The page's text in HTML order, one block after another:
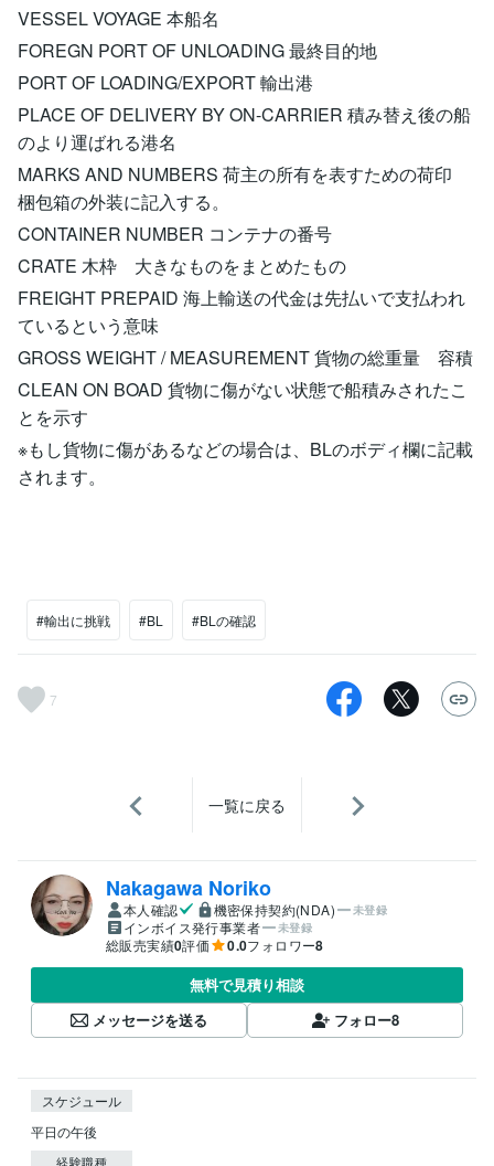
VESSEL VOYAGE 本船名
FOREGN PORT OF UNLOADING 最終目的地
PORT OF LOADING/EXPORT 輸出港
PLACE OF DELIVERY BY ON-CARRIER 積み替え後の船
のより運ばれる港名
MARKS AND NUMBERS 荷主の所有を表すための荷印
梱包箱の外装に記入する。
CONTAINER NUMBER コンテナの番号
CRATE 木枠 大きなものをまとめたもの
FREIGHT PREPAID 海上輸送の代金は先払いで支払われ
ているという意味
GROSS WEIGHT / MEASUREMENT 貨物の総重量 容積
CLEAN ON BOAD 貨物に傷がない状態で船積みされたこ
とを示す
※もし貨物に傷があるなどの場合は、BLのボディ欄に記載
されます。
#輸出に挑戦 #BL #BLの確認
7
一覧に戻る
Nakagawa Noriko
本人確認 機密保持契約(NDA) 未登録
インボイス発行事業者 未登録
総販売実績0評価 0.0フォロワー8
無料で見積り相談
メッセージを送る
フォロー8
スケジュール
平日の午後
経験職種